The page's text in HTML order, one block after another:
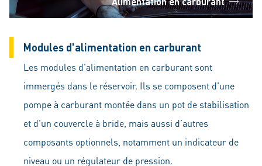
Modules d'alimentation en carburant
Les modules d'alimentation en carburant sont
immergés dans le réservoir. Ils se composent d'une
pompe à carburant montée dans un pot de stabilisation
et d'un couvercle à bride, mais aussi d’autres
composants optionnels, notamment un indicateur de
niveau ou un régulateur de pression.